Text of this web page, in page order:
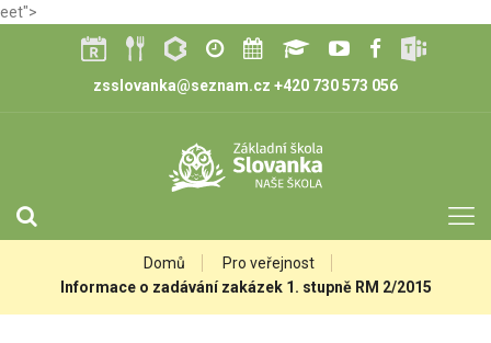
eet">
zsslovanka@seznam.cz +420 730 573 056
Domů
Pro veřejnost
Informace o zadávání zakázek 1. stupně RM 2/2015